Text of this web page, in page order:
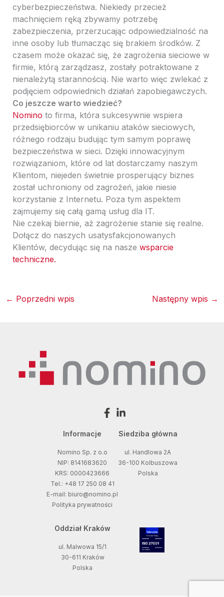
cyberbezpieczeństwa. Niekiedy przecież
machnięciem ręką zbywamy potrzebę
zabezpieczenia, przerzucając odpowiedzialność na
inne osoby lub tłumacząc się brakiem środków. Z
czasem może okazać się, że zagrożenia sieciowe w
firmie, którą zarządzasz, zostały potraktowane z
nienależytą starannością. Nie warto więc zwlekać z
podjęciem odpowiednich działań zapobiegawczych.
Co jeszcze warto wiedzieć?
Nomino to firma, która sukcesywnie wspiera
przedsiębiorców w unikaniu ataków sieciowych,
różnego rodzaju budując tym samym poprawę
bezpieczeństwa w sieci. Dzięki innowacyjnym
rozwiązaniom, które od lat dostarczamy naszym
Klientom, niejeden świetnie prosperujący biznes
został uchroniony od zagrożeń, jakie niesie
korzystanie z Internetu. Poza tym aspektem
zajmujemy się całą gamą usług dla IT.
Nie czekaj biernie, aż zagrożenie stanie się realne.
Dołącz do naszych usatysfakcjonowanych
Klientów, decydując się na nasze wsparcie
techniczne.
← Poprzedni wpis Następny wpis →
Informacje
Nomino Sp. z o.o
NIP: 8141683620
KRS: 0000423666
Tel.: +48 17 250 08 41
E-mail: biuro@nomino.pl
Polityka prywatności
Siedziba główna
ul. Handlowa 2A
36-100 Kolbuszowa
Polska
Oddział Kraków
ul. Malwowa 15/1
30-611 Kraków
Polska